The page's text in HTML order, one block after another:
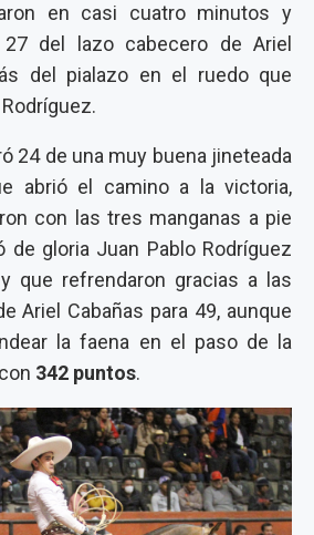
en casi cuatro minutos y
27 del lazo cabecero de Ariel
del pialazo en el ruedo que
24 de una muy buena jineteada
abrió el camino a la victoria,
con las tres manganas a pie
de gloria Juan Pablo Rodríguez
que refrendaron gracias a las
Ariel Cabañas para 49, aunque
la faena en el paso de la
342 puntos.